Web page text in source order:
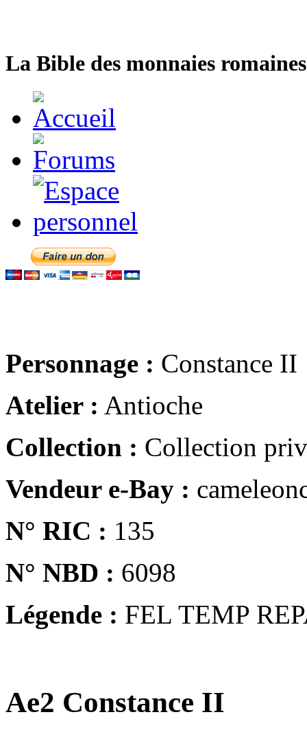
La Bible des monnaies
Personnage : Constance II
Atelier : Antioche
Collection : Collection
Vendeur e-Bay :
N° RIC : 135
N° NBD : 6098
Légende : FEL TEMP
Ae2 Constance II